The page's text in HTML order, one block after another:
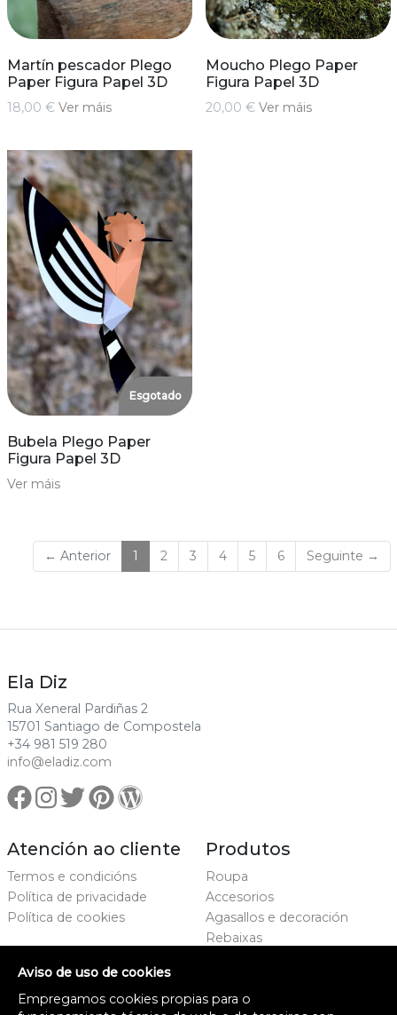
Martín pescador Plego
Paper Figura Papel 3D
18,00 € Ver máis
Moucho Plego Paper
Figura Papel 3D
20,00 € Ver máis
Esgotado
Bubela Plego Paper
Figura Papel 3D
Ver máis
← Anterior 1 (current)
2 3 4 5 6 Seguinte →
Ela Diz
Rua Xeneral Pardiñas 2
15701 Santiago de Compostela
+34 981 519 280
info@eladiz.com
Atención ao cliente
Termos e condicións
Política de privacidade
Política de cookies
Produtos
Roupa
Accesorios
Agasallos e decoración
Rebaixas
Proxecto cofinanciado
Aviso de uso de cookies
Empregamos cookies propias para o